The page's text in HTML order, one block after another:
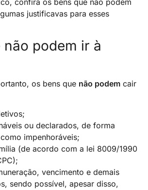
justificavas para esses
não podem ir à
os bens que não podem cair
ou declarados, de forma
impenhoráveis;
(de acordo com a lei 8009/1990
vencimento e demais
sendo possível, apesar disso,